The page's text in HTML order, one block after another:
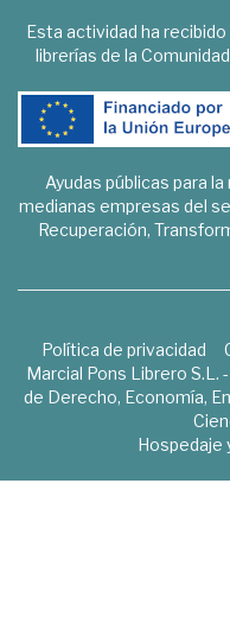
Esta actividad ha
librerías de la
Ayudas públicas para
medianas empresas del
Recuperación,
Política de privacidad
Marcial Pons Librero S.L.
de Derecho, Economía,
Hospedaje